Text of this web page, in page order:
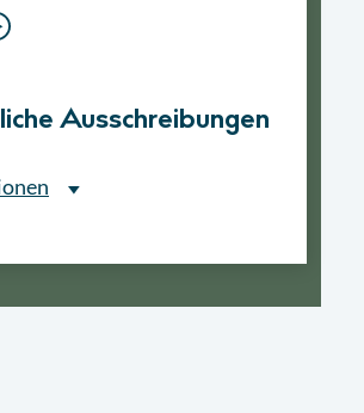
Ausschreibungen
Ablauf eines
Lektion 1